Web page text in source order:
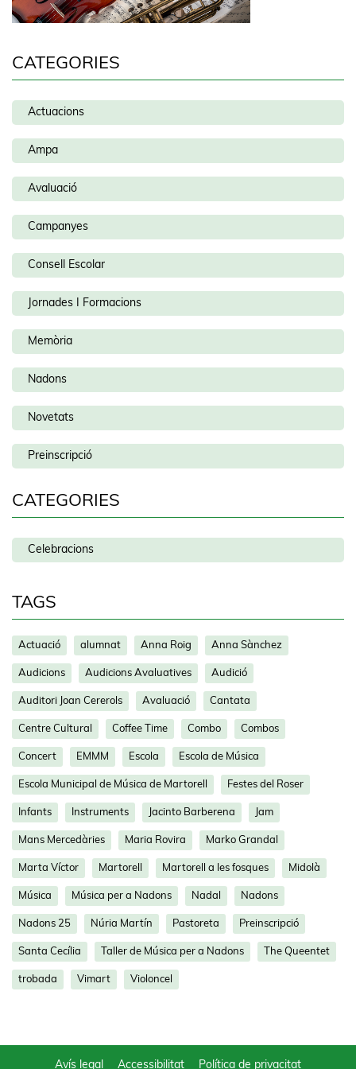
CATEGORIES
Actuacions
Ampa
Avaluació
Campanyes
Consell Escolar
Jornades I Formacions
Memòria
Nadons
Novetats
Preinscripció
CATEGORIES
Celebracions
TAGS
Actuació alumnat Anna Roig Anna Sànchez
Audicions Audicions Avaluatives Audició
Auditori Joan Cererols Avaluació Cantata
Centre Cultural Coffee Time Combo Combos
Concert EMMM Escola Escola de Música
Escola Municipal de Música de Martorell Festes del Roser
Infants Instruments Jacinto Barberena Jam
Mans Mercedàries Maria Rovira Marko Grandal
Marta Víctor Martorell Martorell a les fosques Midolà
Música Música per a Nadons Nadal Nadons
Nadons 25 Núria Martín Pastoreta Preinscripció
Santa Cecília Taller de Música per a Nadons The Queentet
trobada Vimart Violoncel
Avís legal Accessibilitat Política de privacitat